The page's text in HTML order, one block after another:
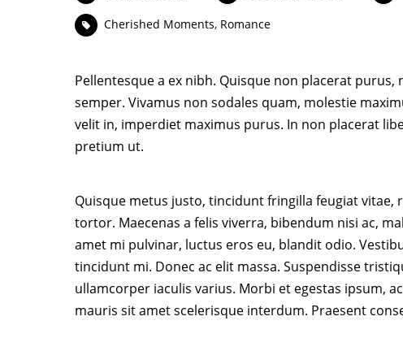
Cherished Moments, Romance
Pellentesque a ex nibh. Quisque non placerat
semper. Vivamus non sodales quam, molestie
velit in, imperdiet maximus purus. In non placerat
pretium ut.
Quisque metus justo, tincidunt fringilla feugiat vitae,
tortor. Maecenas a felis viverra, bibendum nisi ac,
amet mi pulvinar, luctus eros eu, blandit odio.
tincidunt mi. Donec ac elit massa. Suspendisse
ullamcorper iaculis varius. Morbi et egestas ipsum,
mauris sit amet scelerisque interdum. Praesent